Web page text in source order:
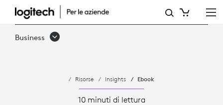
PROGETTARE
PER
Business
Risorse Insights Ebook
10 minuti di lettura